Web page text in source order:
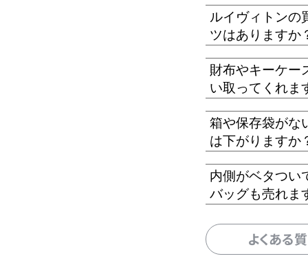
ルイヴィトンの
ツはありますか
財布やキーケー
い取ってくれま
箱や保存袋がな
は下がりますか
内側がベタつい
バッグも売れま
よくある